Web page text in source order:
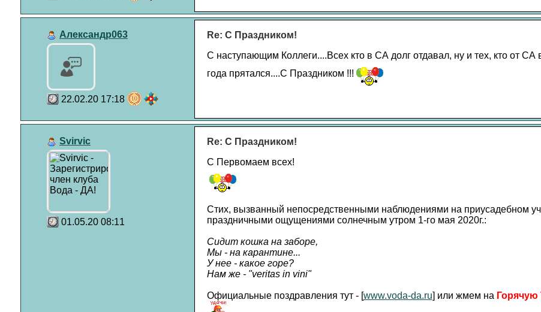
Александр063
22.02.20 17:18
Re: С Праздником!
С наступающим Коллеги....Всех кто в СА долг отдавал, ну и тех, кто от
года прятался....С Праздником !!!
Svirvic
01.05.20 08:11
Re: С Праздником!
С Первомаем всех!
Стих, вызванный непосредственными наблюдениями на приусадебном
праздничными ощущениями солнечным утром 1-го мая 2020г.:
Сидит кошка на заборе,
Мы - на карантине...
У нее - какое горе?
Нам же - "veritas in vini"
Официальные поздравления тут - [www.voda-da.ru] или жмем на